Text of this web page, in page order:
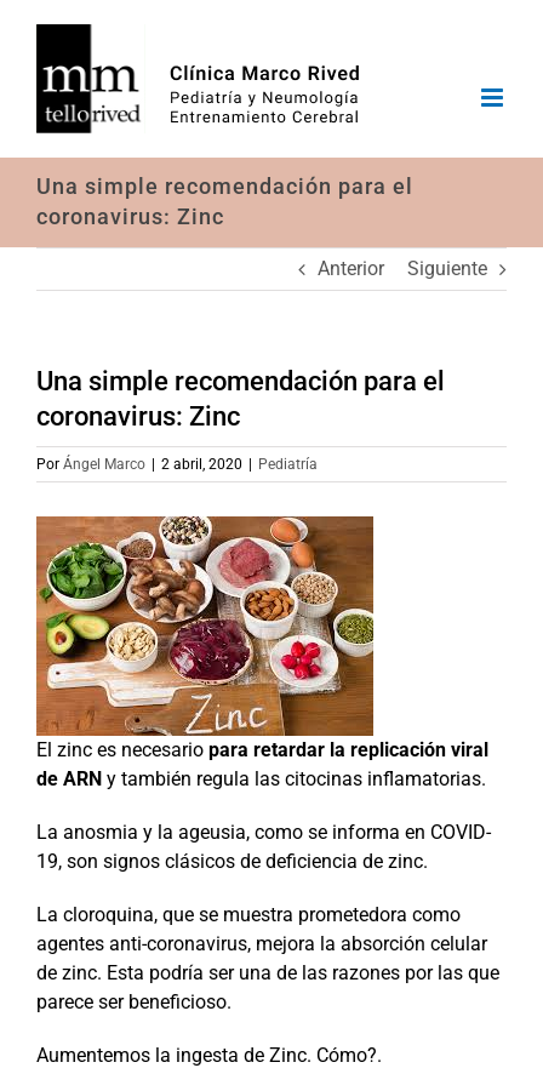
contenido
Una simple recomendación para el
coronavirus: Zinc
Anterior Siguiente
Una simple recomendación para el
coronavirus: Zinc
Por Ángel Marco 2 abril, 2020 Pediatría
El zinc es necesario para retardar la replicación viral
de ARN y también regula las citocinas inflamatorias.
La anosmia y la ageusia, como se informa en COVID-
19, son signos clásicos de deficiencia de zinc.
La cloroquina, que se muestra prometedora como
agentes anti-coronavirus, mejora la absorción celular
de zinc. Esta podría ser una de las razones por las que
parece ser beneficioso.
Aumentemos la ingesta de Zinc. Cómo?.